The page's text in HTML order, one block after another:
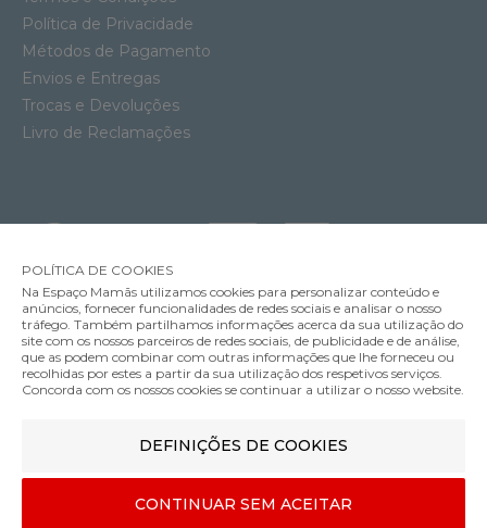
Almofada de Gravidez e Amamentação Doomoo Buddy Chine Sand
Política de Privacidade
Métodos de Pagamento
Envios e Entregas
Trocas e Devoluções
Livro de Reclamações
MÉTODOS DE ENVIO
MÉTODOS DE PAGAMENTO
POLÍTICA DE COOKIES
Na Espaço Mamãs utilizamos cookies para personalizar conteúdo e
anúncios, fornecer funcionalidades de redes sociais e analisar o nosso
tráfego. Também partilhamos informações acerca da sua utilização do
site com os nossos parceiros de redes sociais, de publicidade e de análise,
que as podem combinar com outras informações que lhe forneceu ou
recolhidas por estes a partir da sua utilização dos respetivos serviços.
Concorda com os nossos cookies se continuar a utilizar o nosso website.
DEFINIÇÕES DE COOKIES
CONTINUAR SEM ACEITAR